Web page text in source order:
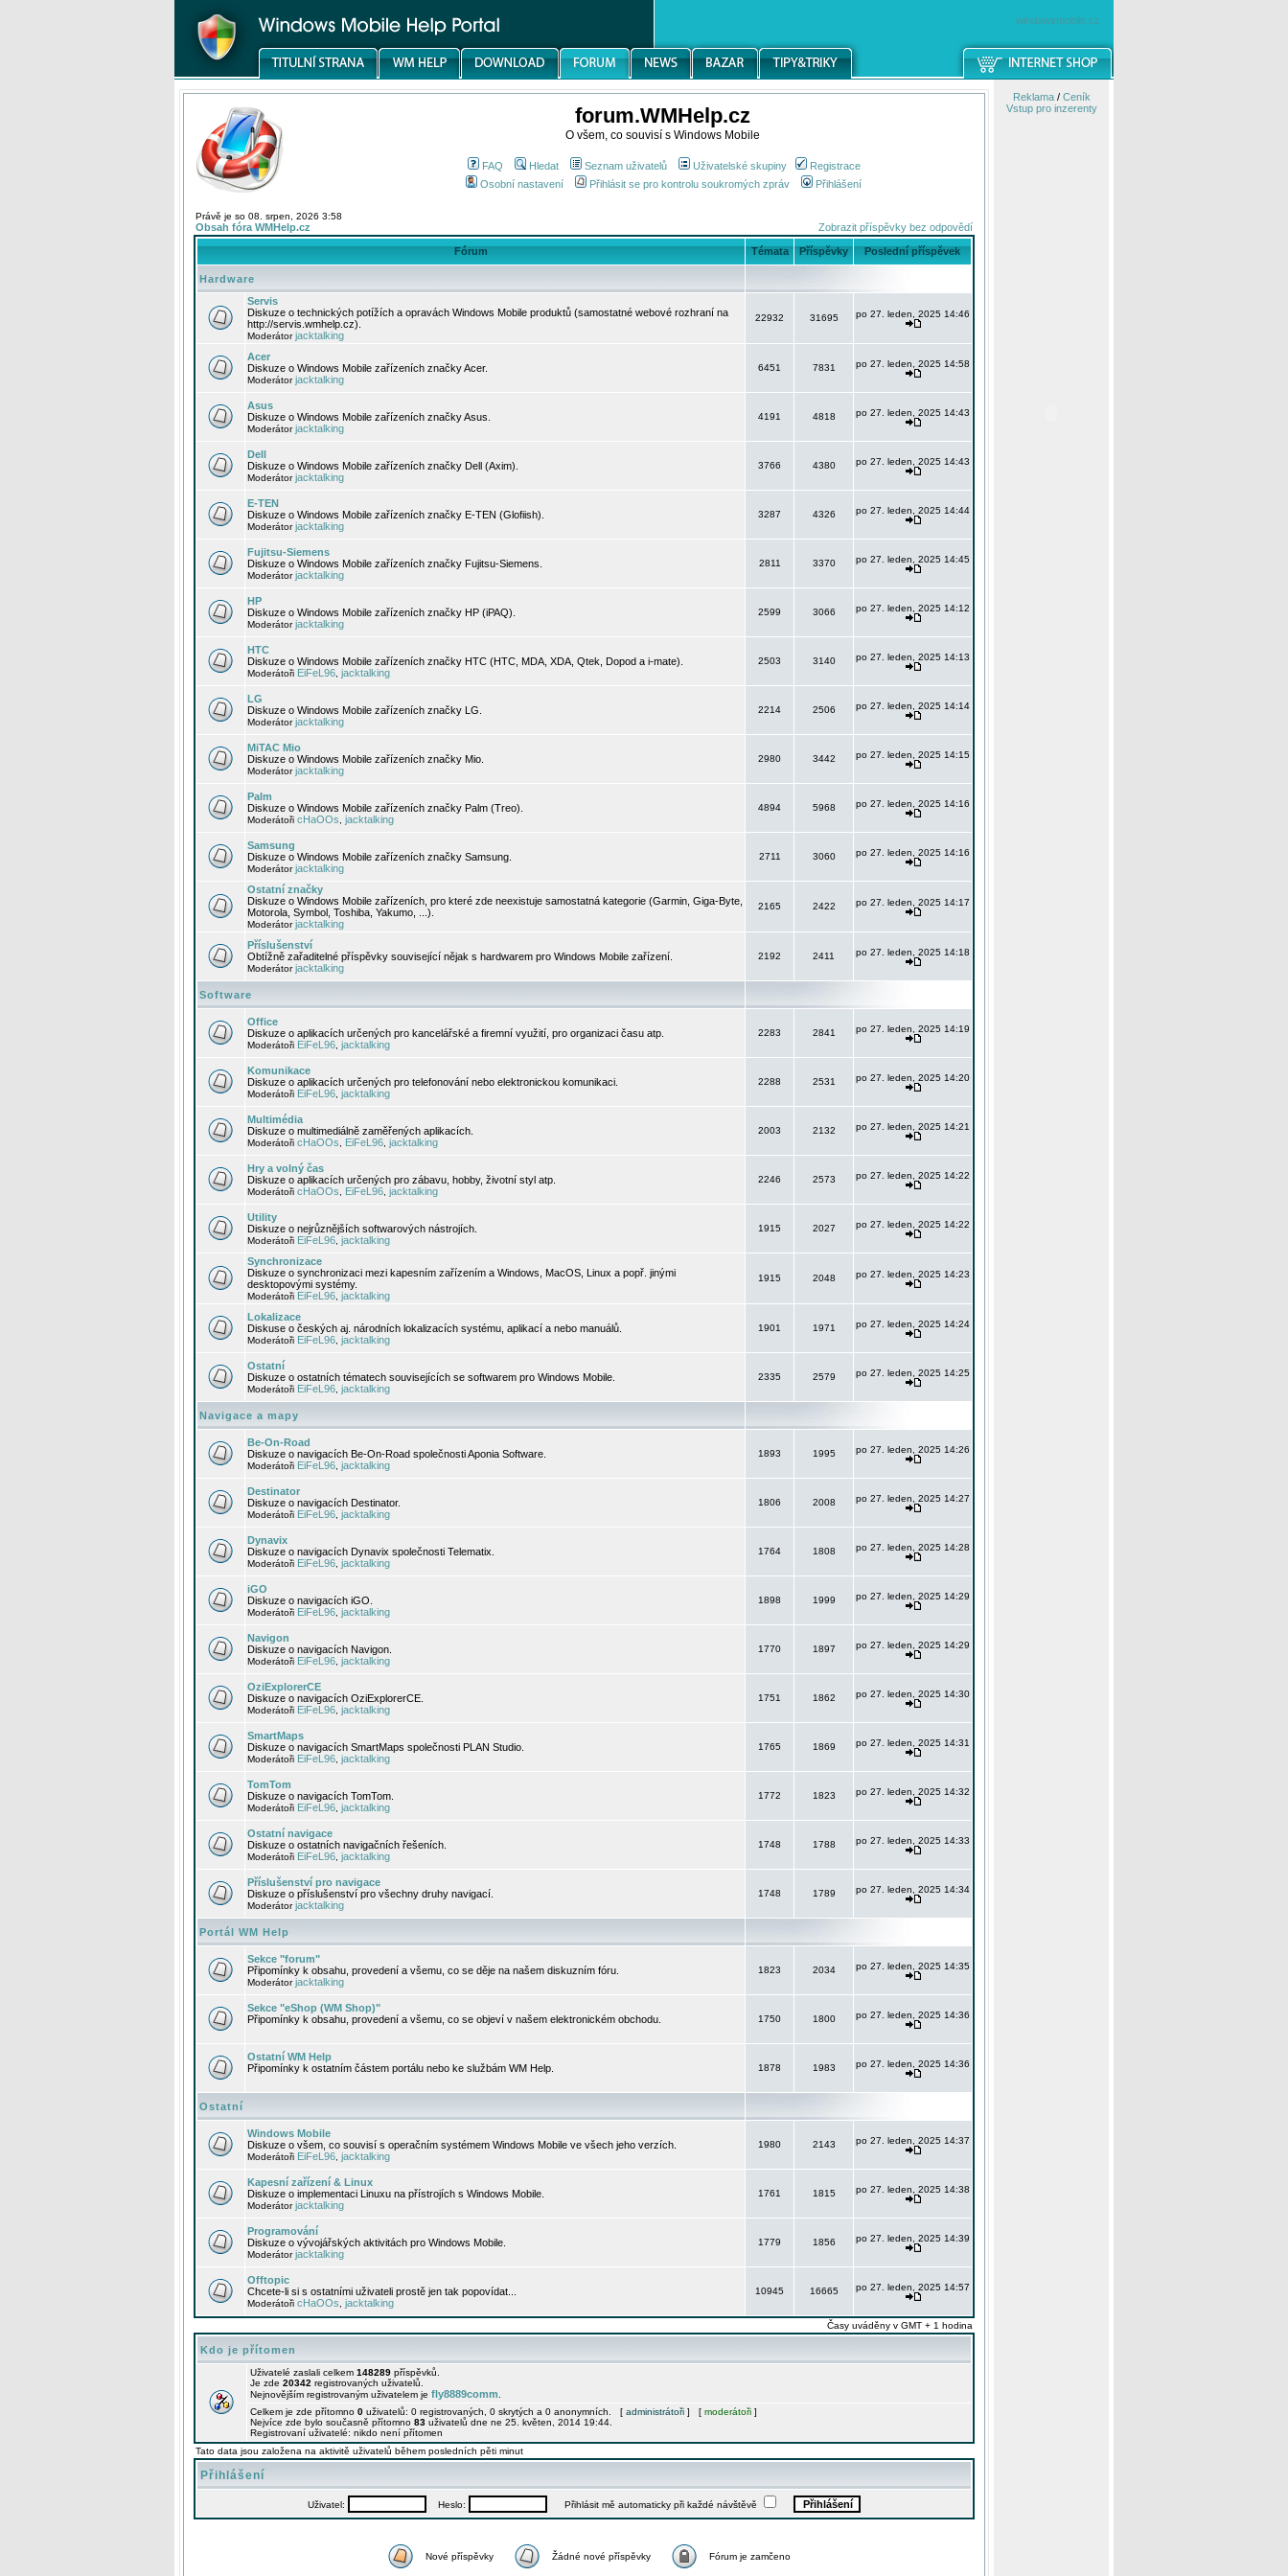
windowsmobile.cz
forum.WMHelp.cz
O všem, co souvisí s Windows Mobile
FAQ Hledat Seznam uživatelů Uživatelské skupiny
Registrace
Osobní nastavení
Přihlásit se pro kontrolu soukromých zpráv Přihlášení
Právě je so 08. srpen, 2026 3:58
Obsah fóra WMHelp.cz Zobrazit příspěvky bez odpovědí
Fórum Témata Příspěvky Poslední příspěvek
Hardware
Servis
Diskuze o technických potížích a opravách Windows Mobile produktů (samostatné webové rozhraní na
http://servis.wmhelp.cz).
Moderátorjacktalking
22932 31695 po 27. leden, 2025 14:46
Acer
Diskuze o Windows Mobile zařízeních značky Acer.
Moderátorjacktalking
6451 7831 po 27. leden, 2025 14:58
Asus
Diskuze o Windows Mobile zařízeních značky Asus.
Moderátorjacktalking
4191 4818 po 27. leden, 2025 14:43
Dell
Diskuze o Windows Mobile zařízeních značky Dell (Axim).
Moderátorjacktalking
3766 4380 po 27. leden, 2025 14:43
E-TEN
Diskuze o Windows Mobile zařízeních značky E-TEN (Glofiish).
Moderátorjacktalking
3287 4326 po 27. leden, 2025 14:44
Fujitsu-Siemens
Diskuze o Windows Mobile zařízeních značky Fujitsu-Siemens.
Moderátorjacktalking
2811 3370 po 27. leden, 2025 14:45
HP
Diskuze o Windows Mobile zařízeních značky HP (iPAQ).
Moderátorjacktalking
2599 3066 po 27. leden, 2025 14:12
HTC
Diskuze o Windows Mobile zařízeních značky HTC (HTC, MDA, XDA, Qtek, Dopod a i-mate).
Moderátoři EiFeL96 jacktalking
2503 3140 po 27. leden, 2025 14:13
LG
Diskuze o Windows Mobile zařízeních značky LG.
Moderátorjacktalking
2214 2506 po 27. leden, 2025 14:14
MiTAC Mio
Diskuze o Windows Mobile zařízeních značky Mio.
Moderátorjacktalking
2980 3442 po 27. leden, 2025 14:15
Palm
Diskuze o Windows Mobile zařízeních značky Palm (Treo).
Moderátoři cHaOOs jacktalking
4894 5968 po 27. leden, 2025 14:16
Samsung
Diskuze o Windows Mobile zařízeních značky Samsung.
Moderátorjacktalking
2711 3060 po 27. leden, 2025 14:16
Ostatní značky
Diskuze o Windows Mobile zařízeních, pro které zde neexistuje samostatná kategorie (Garmin, Giga-Byte,
Motorola, Symbol, Toshiba, Yakumo, ...).
Moderátorjacktalking
2165 2422 po 27. leden, 2025 14:17
Příslušenství
Obtížně zařaditelné příspěvky související nějak s hardwarem pro Windows Mobile zařízení.
Moderátorjacktalking
2192 2411 po 27. leden, 2025 14:18
Software
Office
Diskuze o aplikacích určených pro kancelářské a firemní využití, pro organizaci času atp.
Moderátoři EiFeL96 jacktalking
2283 2841 po 27. leden, 2025 14:19
Komunikace
Diskuze o aplikacích určených pro telefonování nebo elektronickou komunikaci.
Moderátoři EiFeL96 jacktalking
2288 2531 po 27. leden, 2025 14:20
Multimédia
Diskuze o multimediálně zaměřených aplikacích.
Moderátoři cHaOOs EiFeL96 jacktalking
2003 2132 po 27. leden, 2025 14:21
Hry a volný čas
Diskuze o aplikacích určených pro zábavu, hobby, životní styl atp.
Moderátoři cHaOOs EiFeL96 jacktalking
2246 2573 po 27. leden, 2025 14:22
Utility
Diskuze o nejrůznějších softwarových nástrojích.
Moderátoři EiFeL96 jacktalking
1915 2027 po 27. leden, 2025 14:22
Synchronizace
Diskuze o synchronizaci mezi kapesním zařízením a Windows, MacOS, Linux a popř. jinými
desktopovými systémy.
Moderátoři EiFeL96 jacktalking
1915 2048 po 27. leden, 2025 14:23
Lokalizace
Diskuse o českých aj. národních lokalizacích systému, aplikací a nebo manuálů.
Moderátoři EiFeL96 jacktalking
1901 1971 po 27. leden, 2025 14:24
Ostatní
Diskuze o ostatních tématech souvisejících se softwarem pro Windows Mobile.
Moderátoři EiFeL96 jacktalking
2335 2579 po 27. leden, 2025 14:25
Navigace a mapy
Be-On-Road
Diskuze o navigacích Be-On-Road společnosti Aponia Software.
Moderátoři EiFeL96 jacktalking
1893 1995 po 27. leden, 2025 14:26
Destinator
Diskuze o navigacích Destinator.
Moderátoři EiFeL96 jacktalking
1806 2008 po 27. leden, 2025 14:27
Dynavix
Diskuze o navigacích Dynavix společnosti Telematix.
Moderátoři EiFeL96 jacktalking
1764 1808 po 27. leden, 2025 14:28
iGO
Diskuze o navigacích iGO.
Moderátoři EiFeL96 jacktalking
1898 1999 po 27. leden, 2025 14:29
Navigon
Diskuze o navigacích Navigon.
Moderátoři EiFeL96 jacktalking
1770 1897 po 27. leden, 2025 14:29
OziExplorerCE
Diskuze o navigacích OziExplorerCE.
Moderátoři EiFeL96 jacktalking
1751 1862 po 27. leden, 2025 14:30
SmartMaps
Diskuze o navigacích SmartMaps společnosti PLAN Studio.
Moderátoři EiFeL96 jacktalking
1765 1869 po 27. leden, 2025 14:31
TomTom
Diskuze o navigacích TomTom.
Moderátoři EiFeL96 jacktalking
1772 1823 po 27. leden, 2025 14:32
Ostatní navigace
Diskuze o ostatních navigačních řešeních.
Moderátoři EiFeL96 jacktalking
1748 1788 po 27. leden, 2025 14:33
Příslušenství pro navigace
Diskuze o příslušenství pro všechny druhy navigací.
Moderátorjacktalking
1748 1789 po 27. leden, 2025 14:34
Portál WM Help
Sekce "forum"
Připomínky k obsahu, provedení a všemu, co se děje na našem diskuzním fóru.
Moderátorjacktalking
1823 2034 po 27. leden, 2025 14:35
Sekce "eShop (WM Shop)"
Připomínky k obsahu, provedení a všemu, co se objeví v našem elektronickém obchodu.
1750 1800 po 27. leden, 2025 14:36
Ostatní WM Help
Připomínky k ostatním částem portálu nebo ke službám WM Help.
1878 1983 po 27. leden, 2025 14:36
Ostatní
Windows Mobile
Diskuze o všem, co souvisí s operačním systémem Windows Mobile ve všech jeho verzích.
Moderátoři EiFeL96 jacktalking
1980 2143 po 27. leden, 2025 14:37
Kapesní zařízení & Linux
Diskuze o implementaci Linuxu na přístrojích s Windows Mobile.
Moderátorjacktalking
1761 1815 po 27. leden, 2025 14:38
Programování
Diskuze o vývojářských aktivitách pro Windows Mobile.
Moderátorjacktalking
1779 1856 po 27. leden, 2025 14:39
Offtopic
Chcete-li si s ostatními uživateli prostě jen tak popovídat...
Moderátoři cHaOOs jacktalking
10945 16665 po 27. leden, 2025 14:57
Časy uváděny v GMT + 1 hodina
Kdo je přítomen
Uživatelé zaslali celkem 148289 příspěvků.
Je zde 20342 registrovaných uživatelů.
Nejnovějším registrovaným uživatelem je fly8889comm
Celkem je zde přítomno 0 uživatelů: 0 registrovaných, 0 skrytých a 0 anonymních. [ administrátoři ] [ moderátoři ]
Nejvíce zde bylo současně přítomno 83 uživatelů dne ne 25. květen, 2014 19:44.
Registrovaní uživatelé: nikdo není přítomen
Tato data jsou založena na aktivitě uživatelů během posledních pěti minut
Přihlášení
Uživatel: Heslo: Přihlásit mě automaticky při každé návštěvě
Nové příspěvky Žádné nové příspěvky Fórum je zamčeno
Reklama/ Ceník
Vstup pro inzerenty